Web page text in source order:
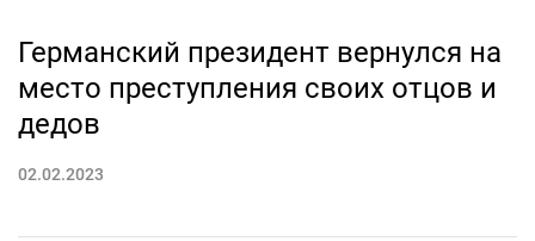
Германский президент вернулся на
место преступления своих отцов и
дедов
02.02.2023